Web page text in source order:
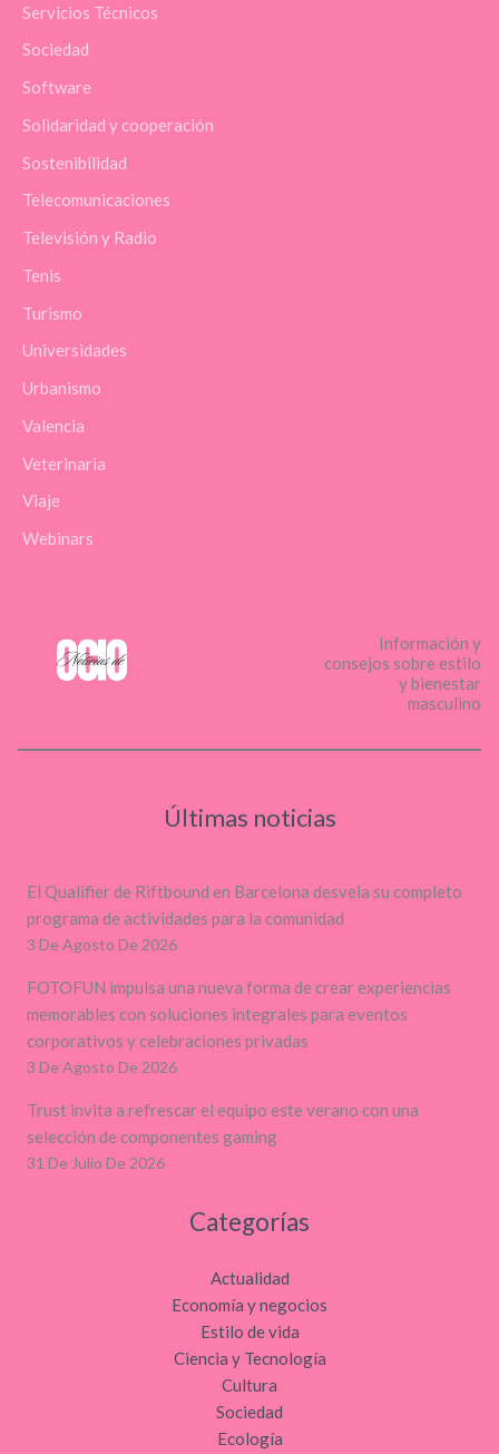
Servicios Técnicos
Sociedad
Software
Solidaridad y cooperación
Sostenibilidad
Telecomunicaciones
Televisión y Radio
Tenis
Turismo
Universidades
Urbanismo
Valencia
Veterinaria
Viaje
Webinars
Información y
consejos sobre estilo
y bienestar
masculino
Últimas noticias
El Qualifier de Riftbound en Barcelona desvela su completo
programa de actividades para la comunidad
3 De Agosto De 2026
FOTOFUN impulsa una nueva forma de crear experiencias
memorables con soluciones integrales para eventos
corporativos y celebraciones privadas
3 De Agosto De 2026
Trust invita a refrescar el equipo este verano con una
selección de componentes gaming
31 De Julio De 2026
Categorías
Actualidad
Economía y negocios
Estilo de vida
Ciencia y Tecnología
Cultura
Sociedad
Ecología